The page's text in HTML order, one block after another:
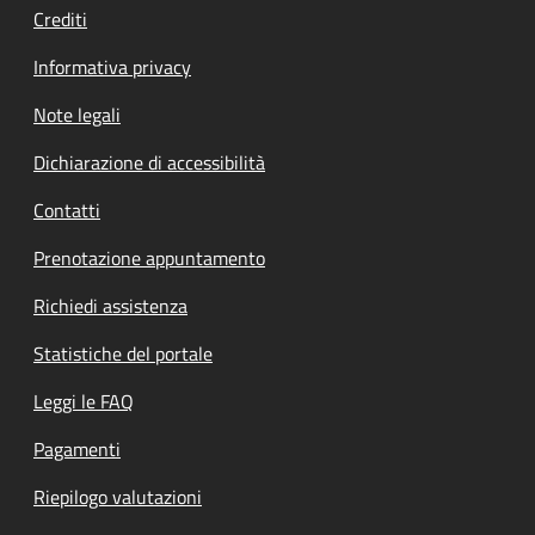
Crediti
Informativa privacy
Note legali
Dichiarazione di accessibilità
Contatti
Prenotazione appuntamento
Richiedi assistenza
Statistiche del portale
Leggi le FAQ
Pagamenti
Riepilogo valutazioni